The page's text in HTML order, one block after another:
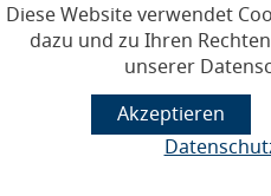
Diese Website verwendet
dazu und zu Ihren
unserer